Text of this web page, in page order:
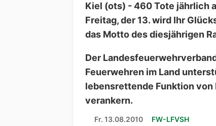
Kiel (ots) - 460 Tote jährlich
Freitag, der 13. wird Ihr
das Motto des diesjährigen
Der
Feuerwehren im Land
lebensrettende Funktion von
verankern.
Fr. 13.08.2010 FW-LFVSH